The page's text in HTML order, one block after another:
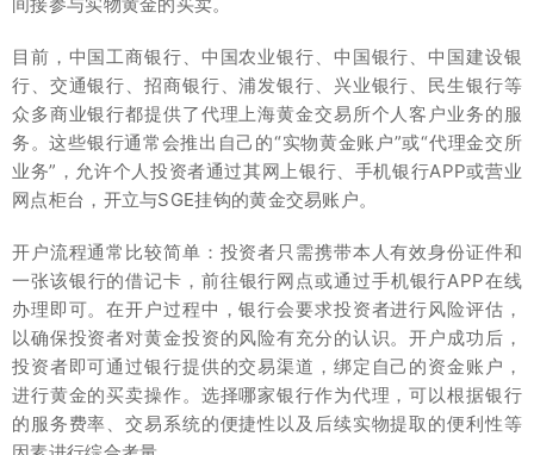
目前，中国工商银行、中国农业银行、中国银行、中国建设银
行、交通银行、招商银行、浦发银行、兴业银行、民生银行等
众多商业银行都提供了代理上海黄金交易所个人客户业务的服
务。这些银行通常会推出自己的“实物黄金账户”或“代理金交所
业务”，允许个人投资者通过其网上银行、手机银行APP或营业
网点柜台，开立与SGE挂钩的黄金交易账户。
开户流程通常比较简单：投资者只需携带本人有效身份证件和
一张该银行的借记卡，前往银行网点或通过手机银行APP在线
办理即可。在开户过程中，银行会要求投资者进行风险评估，
以确保投资者对黄金投资的风险有充分的认识。开户成功后，
投资者即可通过银行提供的交易渠道，绑定自己的资金账户，
进行黄金的买卖操作。选择哪家银行作为代理，可以根据银行
的服务费率、交易系统的便捷性以及后续实物提取的便利性等